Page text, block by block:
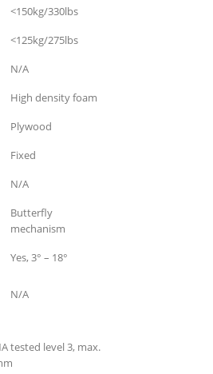
<150kg/330lbs
<125kg/275lbs
N/A
High density foam
Plywood
Fixed
N/A
Butterfly
mechanism
Yes, 3° – 18°
N/A
tested level 3, max.